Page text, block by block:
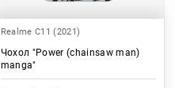
Realme C11 (2021)
Чохол "Power (chainsaw man)
manga"